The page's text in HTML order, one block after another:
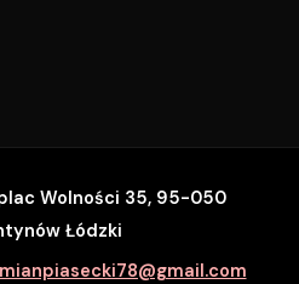
zajęcia
plac Wolności 35, 95-050
Łódzki